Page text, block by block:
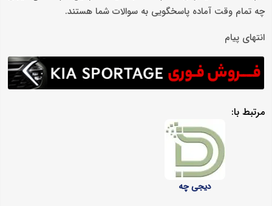
چه تمام وقت آماده پاسخگویی به سوالات شما هستند.
انتهای پیام
مرتبط با:
دیجی چه